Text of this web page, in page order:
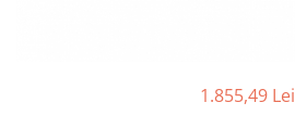
1.855,49 Lei